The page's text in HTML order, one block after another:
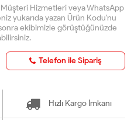
Hizmetleri veya WhatsApp
yukarıda yazan Ürün Kodu'nu
ekibimizle görüştüğünüzde
Telefon ile Sipariş
Hızlı Kargo İmkanı